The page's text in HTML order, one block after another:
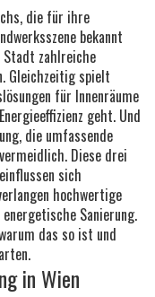
die für ihre
bekannt
zahlreiche
Gleichzeitig spielt
für Innenräume
geht. Und
, die umfassende
Diese drei
sich
hochwertige
Sanierung.
das so ist und
in Wien